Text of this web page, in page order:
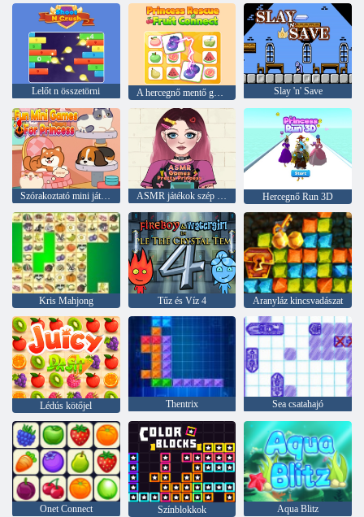
Lelőt n összetörni A hercegnő mentő gyümölcskapcsolat Slay 'n' Save
Szórakoztató mini játékok a hercegnőhöz ASMR játékok szép hercegnő Hercegnő Run 3D
Kris Mahjong Tűz és Víz 4 Aranyláz kincsvadászat
Lédús kötőjel Thentrix Sea csatahajó
Onet Connect Színblokkok Aqua Blitz